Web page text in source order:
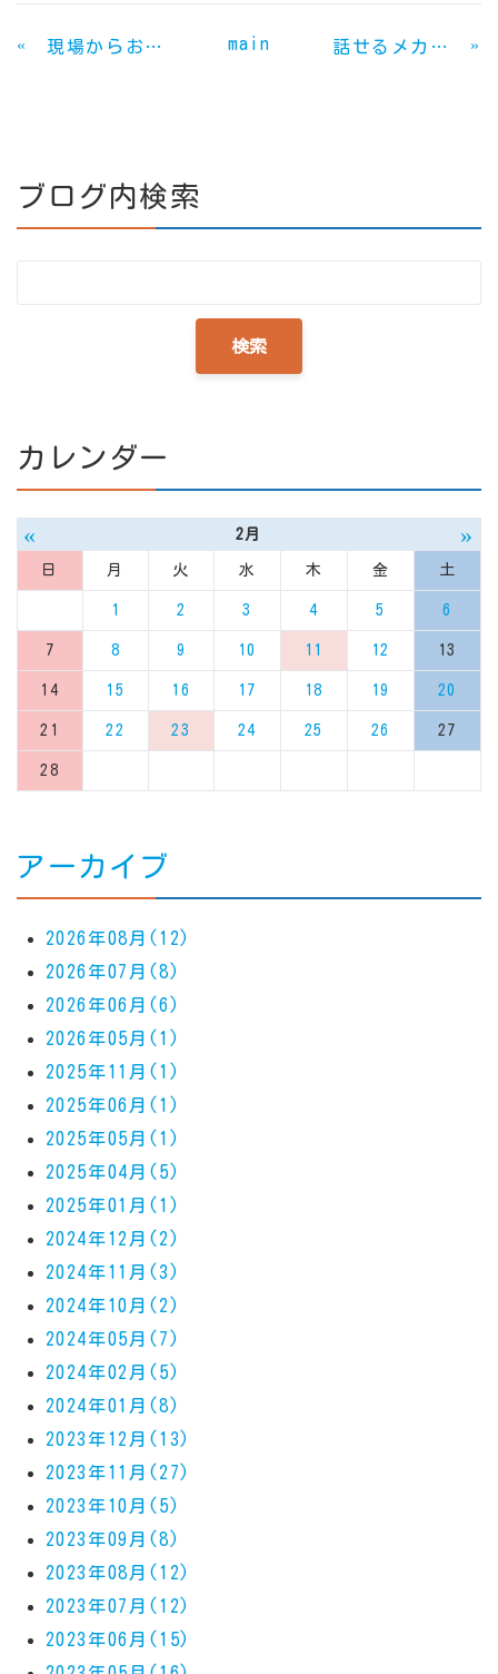
« 現場からお伝えします main 話せるメカニック »
ブログ内検索
カレンダー
« 2月 »
日 月 火 水 木 金 土
1 2 3 4 5 6
7 8 9 10 11 12 13
14 15 16 17 18 19 20
21 22 23 24 25 26 27
28
アーカイブ
2026年08月(12)
2026年07月(8)
2026年06月(6)
2026年05月(1)
2025年11月(1)
2025年06月(1)
2025年05月(1)
2025年04月(5)
2025年01月(1)
2024年12月(2)
2024年11月(3)
2024年10月(2)
2024年05月(7)
2024年02月(5)
2024年01月(8)
2023年12月(13)
2023年11月(27)
2023年10月(5)
2023年09月(8)
2023年08月(12)
2023年07月(12)
2023年06月(15)